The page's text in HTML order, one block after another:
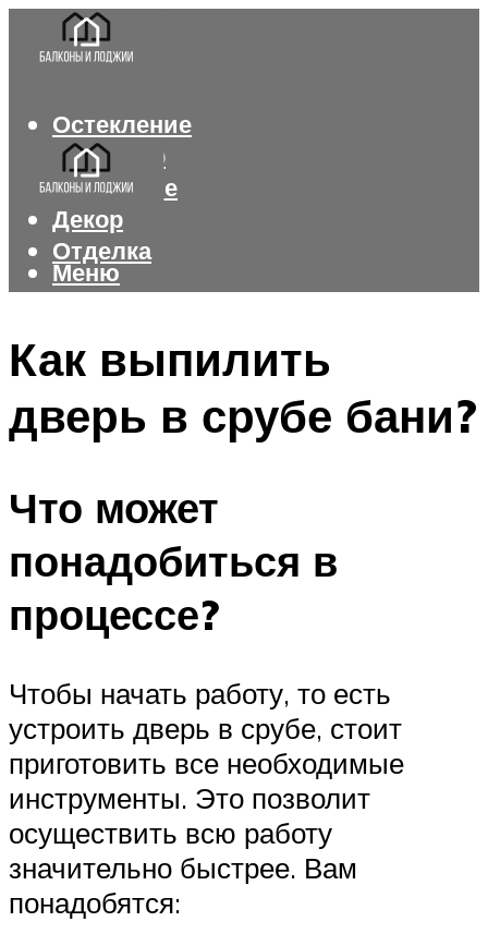
Остекление
Интерьер
Утепление
Декор
Отделка
Меню
Как выпилить
дверь в срубе бани?
Что может
понадобиться в
процессе?
Чтобы начать работу, то есть
устроить дверь в срубе, стоит
приготовить все необходимые
инструменты. Это позволит
осуществить всю работу
значительно быстрее. Вам
понадобятся: